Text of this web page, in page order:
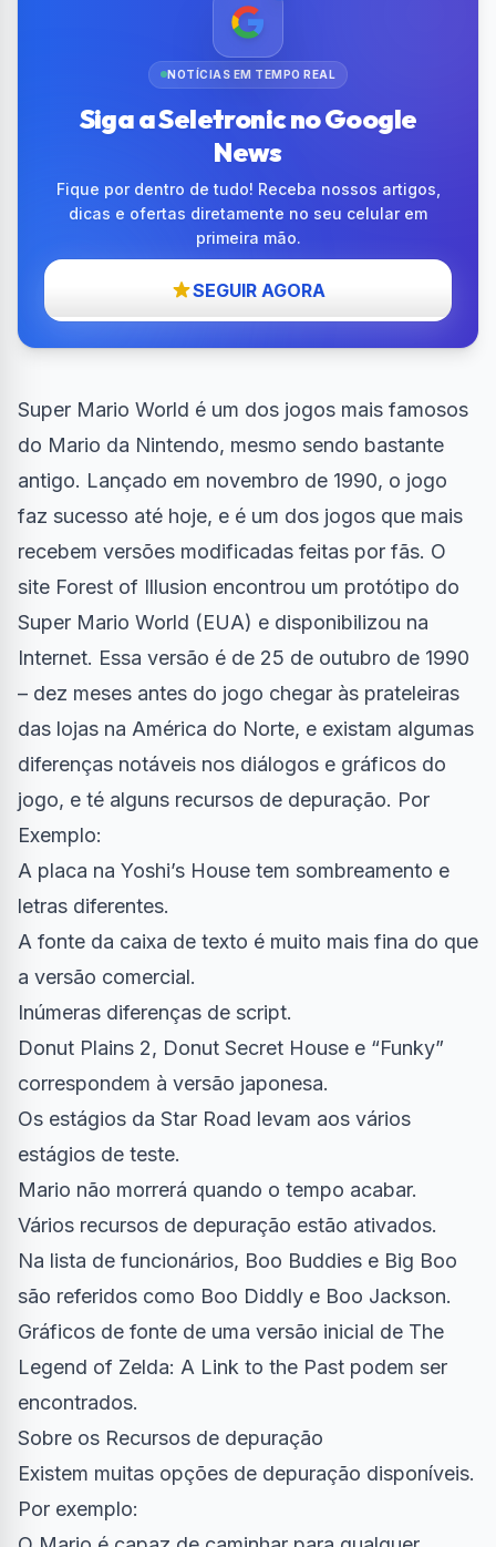
NOTÍCIAS EM TEMPO REAL
Siga a Seletronic no Google
News
Fique por dentro de tudo! Receba nossos artigos,
dicas e ofertas diretamente no seu celular em
primeira mão.
SEGUIR AGORA
Super Mario World é um dos jogos mais famosos
do Mario da Nintendo, mesmo sendo bastante
antigo. Lançado em novembro de 1990, o jogo
faz sucesso até hoje, e é um dos jogos que mais
recebem versões modificadas feitas por fãs. O
site Forest of Illusion encontrou um protótipo do
Super Mario World (EUA) e disponibilizou na
Internet. Essa versão é de 25 de outubro de 1990
– dez meses antes do jogo chegar às prateleiras
das lojas na América do Norte, e existam algumas
diferenças notáveis ​​nos diálogos e gráficos do
jogo, e té alguns recursos de depuração. Por
Exemplo:
A placa na Yoshi’s House tem sombreamento e
letras diferentes.
A fonte da caixa de texto é muito mais fina do que
a versão comercial.
Inúmeras diferenças de script.
Donut Plains 2, Donut Secret House e “Funky”
correspondem à versão japonesa.
Os estágios da Star Road levam aos vários
estágios de teste.
Mario não morrerá quando o tempo acabar.
Vários recursos de depuração estão ativados.
Na lista de funcionários, Boo Buddies e Big Boo
são referidos como Boo Diddly e Boo Jackson.
Gráficos de fonte de uma versão inicial de The
Legend of Zelda: A Link to the Past podem ser
encontrados.
Sobre os Recursos de depuração
Existem muitas opções de depuração disponíveis.
Por exemplo: